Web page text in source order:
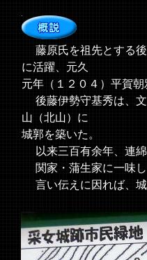
藤原氏を祖先とする後
に活躍、元久
元年（１２０４）平賀朝
後藤伊勢守基秀は、文
山（北山）に
城郭を築いた。
以来三百有余年、連綿
関家・蒲生家に一味し
言い伝えに因れば、城
＜現地案内板より＞